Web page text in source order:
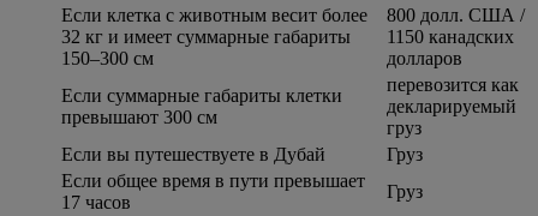
Если клетка с животным весит более
32 кг и имеет суммарные габариты
150–300 см
800 долл. США /
1150 канадских
долларов
Если суммарные габариты клетки
превышают 300 см
перевозится как
декларируемый
груз
Если вы путешествуете в Дубай
Груз
Если общее время в пути превышает
17 часов
Груз